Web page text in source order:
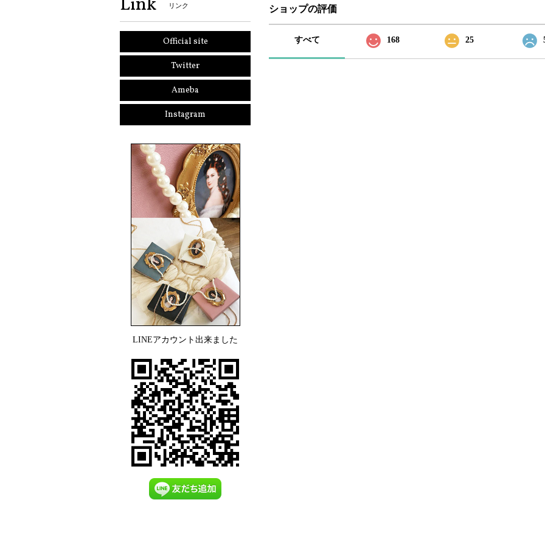
ショップの評価
すべて 168 25
リンク
Official site
Twitter
Ameba
Instagram
LINEアカウント出来ました